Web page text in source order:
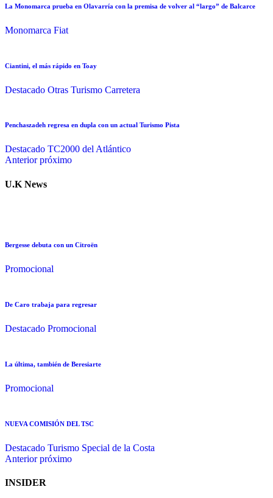
INSIDER
U.K News
Bergesse debuta con un Citroën
Promocional
De Caro trabaja para regresar
Destacado Promocional
La última, también de Beresiarte
Promocional
NUEVA COMISIÓN DEL TSC
Destacado Turismo Special de la Costa
Anterior próximo
La Monomarca prueba en Olavarría con la premisa de volver al “largo” de Balcarce
Monomarca Fiat
Ciantini, el más rápido en Toay
Destacado Otras Turismo Carretera
Penchaszadeh regresa en dupla con un actual Turismo Pista
Destacado TC2000 del Atlántico
Anterior próximo